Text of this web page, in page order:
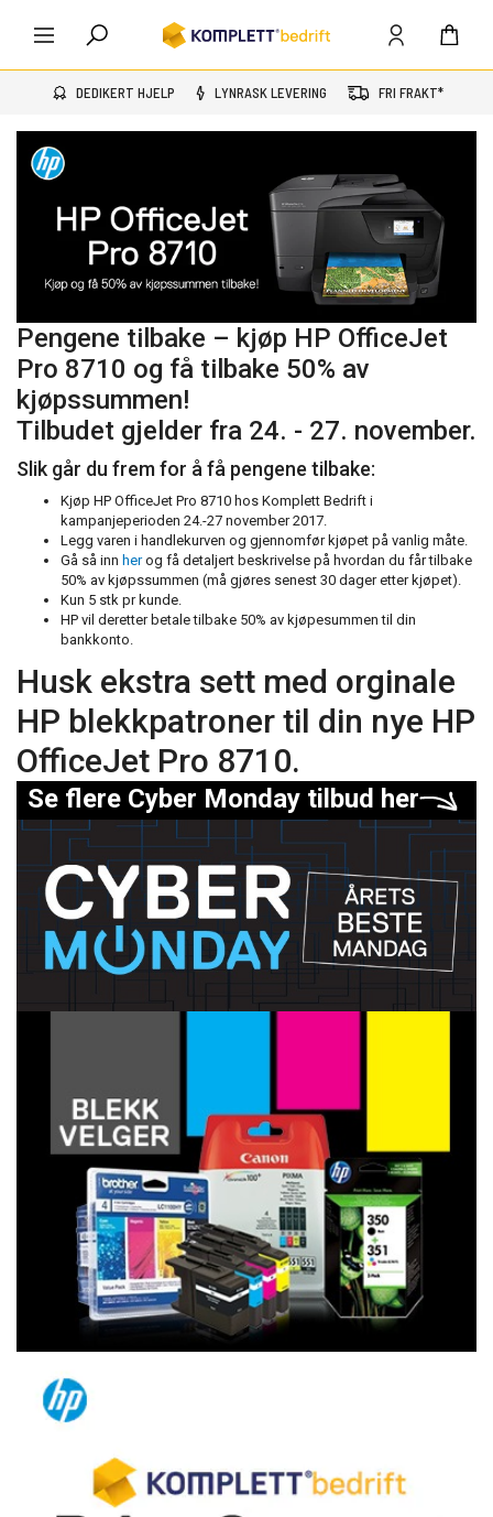
DEDIKERT HJELP LYNRASK LEVERING FRI FRAKT*
Pengene tilbake – kjøp HP OfficeJet
Pro 8710 og få tilbake 50% av
kjøpssummen!
Tilbudet gjelder fra 24. - 27. november.
Slik går du frem for å få pengene tilbake:
Kjøp HP OfficeJet Pro 8710 hos Komplett Bedrift i
kampanjeperioden 24.-27 november 2017.
Legg varen i handlekurven og gjennomfør kjøpet på vanlig måte.
Gå så inn herog få detaljert beskrivelse på hvordan du får tilbake
50% av kjøpssummen (må gjøres senest 30 dager etter kjøpet).
Kun 5 stk pr kunde.
HP vil deretter betale tilbake 50% av kjøpesummen til din
bankkonto.
Husk ekstra sett med orginale
HP blekkpatroner til din nye HP
OfficeJet Pro 8710.
Se flere Cyber Monday tilbud her